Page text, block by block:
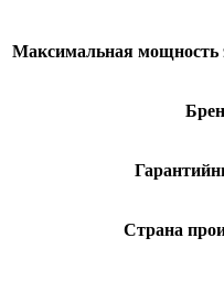
Максимальная мощность
Страна